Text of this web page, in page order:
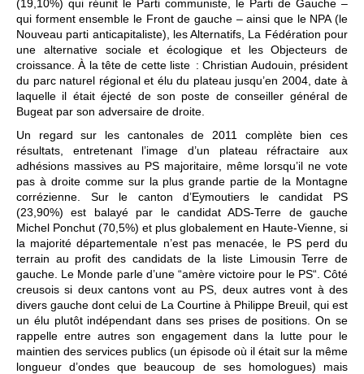
(19,10%) qui réunit le Parti communiste, le Parti de Gauche –
qui forment ensemble le Front de gauche – ainsi que le NPA (le
Nouveau parti anticapitaliste), les Alternatifs, La Fédération pour
une alternative sociale et écologique et les Objecteurs de
croissance. À la tête de cette liste : Christian Audouin, président
du parc naturel régional et élu du plateau jusqu’en 2004, date à
laquelle il était éjecté de son poste de conseiller général de
Bugeat par son adversaire de droite.
Un regard sur les cantonales de 2011 complète bien ces
résultats, entretenant l’image d’un plateau réfractaire aux
adhésions massives au PS majoritaire, même lorsqu’il ne vote
pas à droite comme sur la plus grande partie de la Montagne
corrézienne. Sur le canton d’Eymoutiers le candidat PS
(23,90%) est balayé par le candidat ADS-Terre de gauche
Michel Ponchut (70,5%) et plus globalement en Haute-Vienne, si
la majorité départementale n’est pas menacée, le PS perd du
terrain au profit des candidats de la liste Limousin Terre de
gauche. Le Monde parle d’une “amère victoire pour le PS“. Côté
creusois si deux cantons vont au PS, deux autres vont à des
divers gauche dont celui de La Courtine à Philippe Breuil, qui est
un élu plutôt indépendant dans ses prises de positions. On se
rappelle entre autres son engagement dans la lutte pour le
maintien des services publics (un épisode où il était sur la même
longueur d’ondes que beaucoup de ses homologues) mais